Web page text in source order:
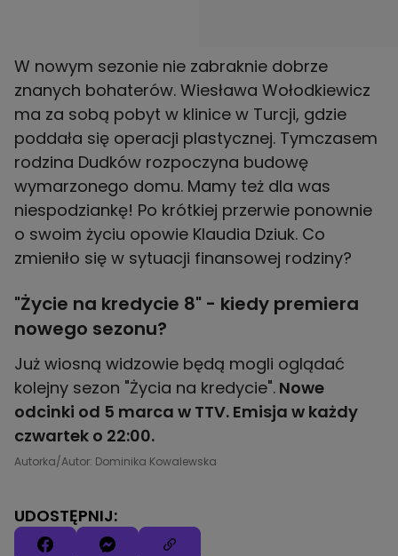
W nowym sezonie nie zabraknie dobrze
znanych bohaterów. Wiesława Wołodkiewicz
ma za sobą pobyt w klinice w Turcji, gdzie
poddała się operacji plastycznej. Tymczasem
rodzina Dudków rozpoczyna budowę
wymarzonego domu. Mamy też dla was
niespodziankę! Po krótkiej przerwie ponownie
o swoim życiu opowie Klaudia Dziuk. Co
zmieniło się w sytuacji finansowej rodziny?
"Życie na kredycie 8" - kiedy premiera
nowego sezonu?
Już wiosną widzowie będą mogli oglądać
kolejny sezon "Życia na kredycie". Nowe
odcinki od 5 marca w TTV. Emisja w każdy
czwartek o 22:00.
Autorka/Autor: Dominika Kowalewska
UDOSTĘPNIJ: